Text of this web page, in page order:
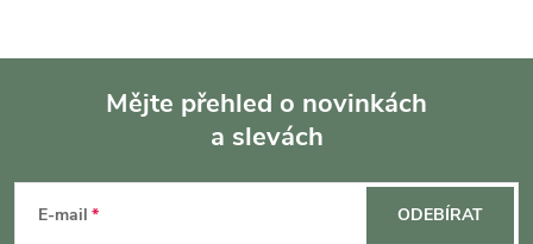
Mějte přehled o novinkách
a slevách
E-mail ODEBÍRAT